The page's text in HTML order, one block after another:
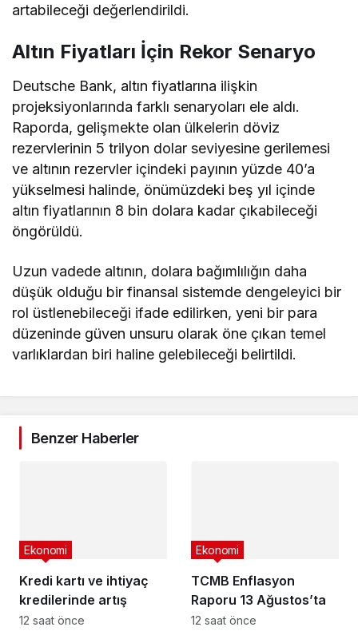
artabileceği değerlendirildi.
Altın Fiyatları İçin Rekor Senaryo
Deutsche Bank, altın fiyatlarına ilişkin
projeksiyonlarında farklı senaryoları ele aldı.
Raporda, gelişmekte olan ülkelerin döviz
rezervlerinin 5 trilyon dolar seviyesine gerilemesi
ve altının rezervler içindeki payının yüzde 40’a
yükselmesi halinde, önümüzdeki beş yıl içinde
altın fiyatlarının 8 bin dolara kadar çıkabileceği
öngörüldü.
Uzun vadede altının, dolara bağımlılığın daha
düşük olduğu bir finansal sistemde dengeleyici bir
rol üstlenebileceği ifade edilirken, yeni bir para
düzeninde güven unsuru olarak öne çıkan temel
varlıklardan biri haline gelebileceği belirtildi.
Benzer Haberler
Kredi kartı ve ihtiyaç
kredilerinde artış
Ekonomi
12 saat önce
TCMB Enflasyon
Raporu 13 Ağustos’ta
Ekonomi
12 saat önce